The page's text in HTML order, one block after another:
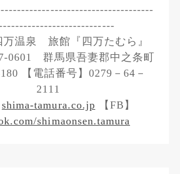
温泉 旅館『四万たむら』
0601 群馬県吾妻郡中之条町
【電話番号】0279－64－
2111
shima-tamura.co.jp 【FB】
shimaonsen.tamura